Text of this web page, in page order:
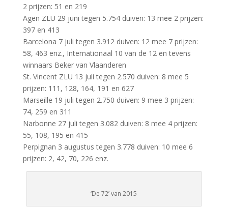
2 prijzen: 51 en 219
Agen ZLU 29 juni tegen 5.754 duiven: 13 mee 2 prijzen:
397 en 413
Barcelona 7 juli tegen 3.912 duiven: 12 mee 7 prijzen:
58, 463 enz., Internationaal 10 van de 12 en tevens
winnaars Beker van Vlaanderen
St. Vincent ZLU 13 juli tegen 2.570 duiven: 8 mee 5
prijzen: 111, 128, 164, 191 en 627
Marseille 19 juli tegen 2.750 duiven: 9 mee 3 prijzen:
74, 259 en 311
Narbonne 27 juli tegen 3.082 duiven: 8 mee 4 prijzen:
55, 108, 195 en 415
Perpignan 3 augustus tegen 3.778 duiven: 10 mee 6
prijzen: 2, 42, 70, 226 enz.
‘De 72’ van 2015